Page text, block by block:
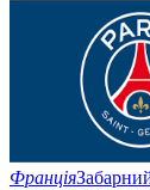
Франція